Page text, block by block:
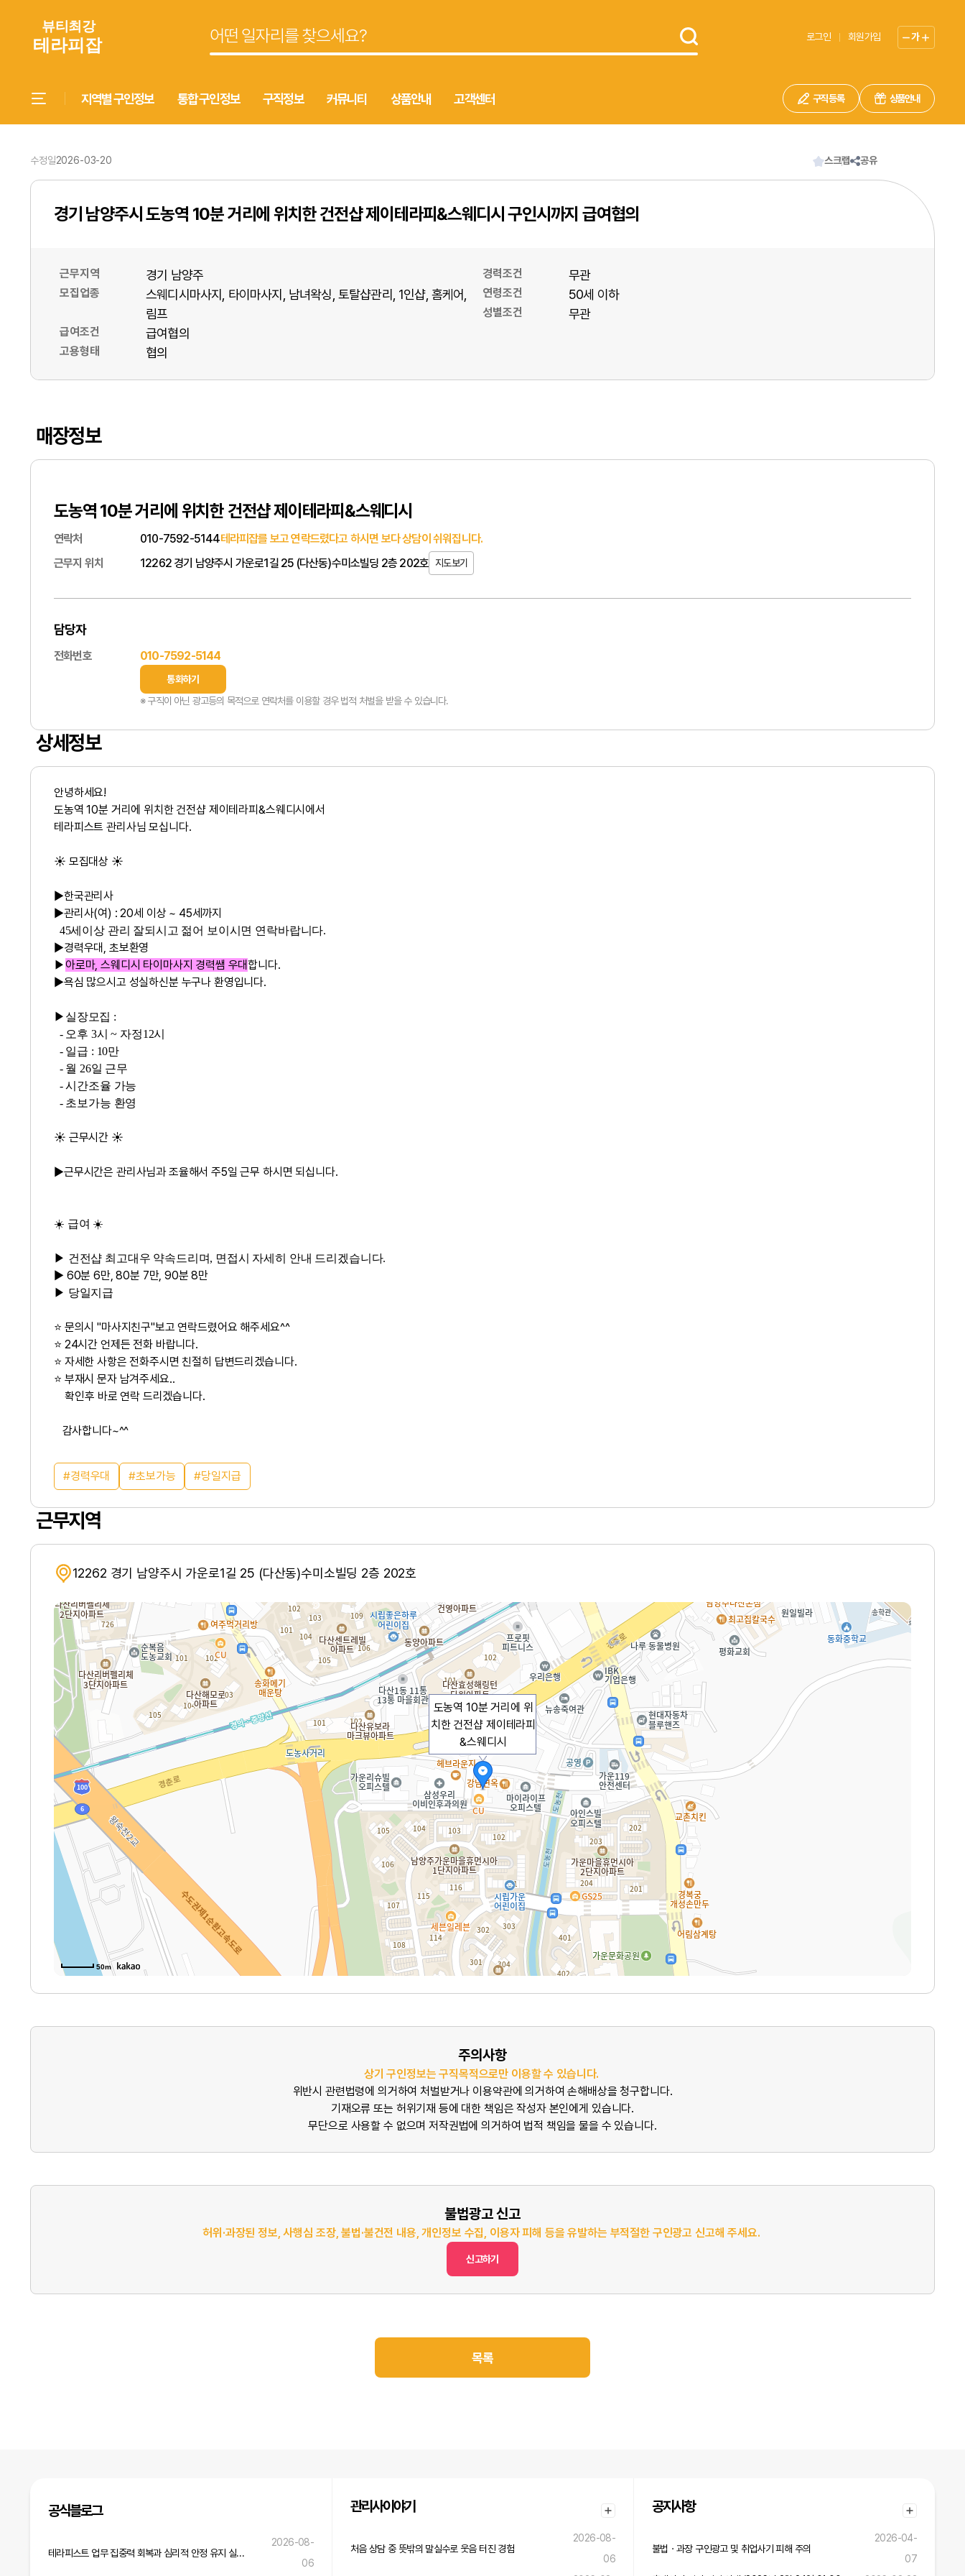
로그인 회원가입 가
지역별 구인정보 통합 구인정보 구직정보 커뮤니티 상품안내 고객센터 구직 등록 상품안내
수정일2026-03-20 스크랩 공유
경기 남양주시 도농역 10분 거리에 위치한 건전샵 제이테라피&스웨디시 구인시까지 급여협의
근무지역 경기 남양주
모집업종 스웨디시마사지 타이마사지 남녀왁싱 토탈샵관리 1인샵 홈케어
림프
급여조건 급여협의
고용형태 협의
경력조건 무관
연령조건 50세 이하
성별조건 무관
매장정보
도농역 10분 거리에 위치한 건전샵 제이테라피&스웨디시
연락처 010-7592-5144테라피잡를 보고 연락드렸다고 하시면 보다 상담이 쉬워집니다.
근무지 위치
12262 경기 남양주시 가운로1길 25 (다산동)수미소빌딩 2층 202호 지도보기
담당자
전화번호 010-7592-5144
통화하기
※ 구직이 아닌 광고등의 목적으로 연락처를 이용할 경우 법적 처벌을 받을 수 있습니다.
상세정보
안녕하세요!
도농역 10분 거리에 위치한 건전샵 제이테라피&스웨디시에서
테라피스트 관리사님 모십니다.
☀️ 모집대상 ☀️
▶한국관리사
▶관리사(여) : 20세 이상 ~ 45세까지
45세이상 관리 잘되시고 젊어 보이시면 연락바랍니다.
▶경력우대, 초보환영
▶아로마, 스웨디시 타이마사지 경력쌤 우대합니다.
▶욕심 많으시고 성실하신분 누구나 환영입니다.
▶실장모집 :
- 오후 3시 ~ 자정12시
- 일급 : 10만
- 월 26일 근무
- 시간조율 가능
- 초보가능 환영
☀️ 근무시간 ☀️
▶근무시간은 관리사님과 조율해서 주5일 근무 하시면 되십니다.
☀️ 급여 ☀️
▶ 건전샵 최고대우 약속드리며, 면접시 자세히 안내 드리겠습니다.
▶ 60분 6만, 80분 7만, 90분 8만
▶ 당일지급
⭐ 문의시 "마사지친구"보고 연락드렸어요 해주세요^^
⭐ 24시간 언제든 전화 바랍니다.
⭐ 자세한 사항은 전화주시면 친절히 답변드리겠습니다.
⭐ 부재시 문자 남겨주세요..
확인후 바로 연락 드리겠습니다.
감사합니다~^^
경력우대 초보가능 당일지급
근무지역
12262 경기 남양주시 가운로1길 25 (다산동)수미소빌딩 2층 202호
도농역 10분 거리에 위
치한 건전샵 제이테라피
&스웨디시
50m
주의사항
상기 구인정보는 구직목적으로만 이용할 수 있습니다.
위반시 관련법령에 의거하여 처벌받거나 이용약관에 의거하여 손해배상을 청구합니다.
기재오류 또는 허위기재 등에 대한 책임은 작성자 본인에게 있습니다.
무단으로 사용할 수 없으며 저작권법에 의거하여 법적 책임을 물을 수 있습니다.
불법광고 신고
허위·과장된 정보, 사행심 조장, 불법·불건전 내용, 개인정보 수집, 이용자 피해 등을 유발하는 부적절한 구인광고 신고해 주세요.
신고하기
목록
공식블로그
테라피스트 업무 집중력 회복과 심리적 안정 유지 실무 전략
2026-08-
06
관리사이야기
처음 상담 중 뜻밖의 말실수로 웃음 터진 경험
2026-08-
06
공지사항
불법ㆍ과장 구인광고 및 취업사기 피해 주의
2026-04-
07